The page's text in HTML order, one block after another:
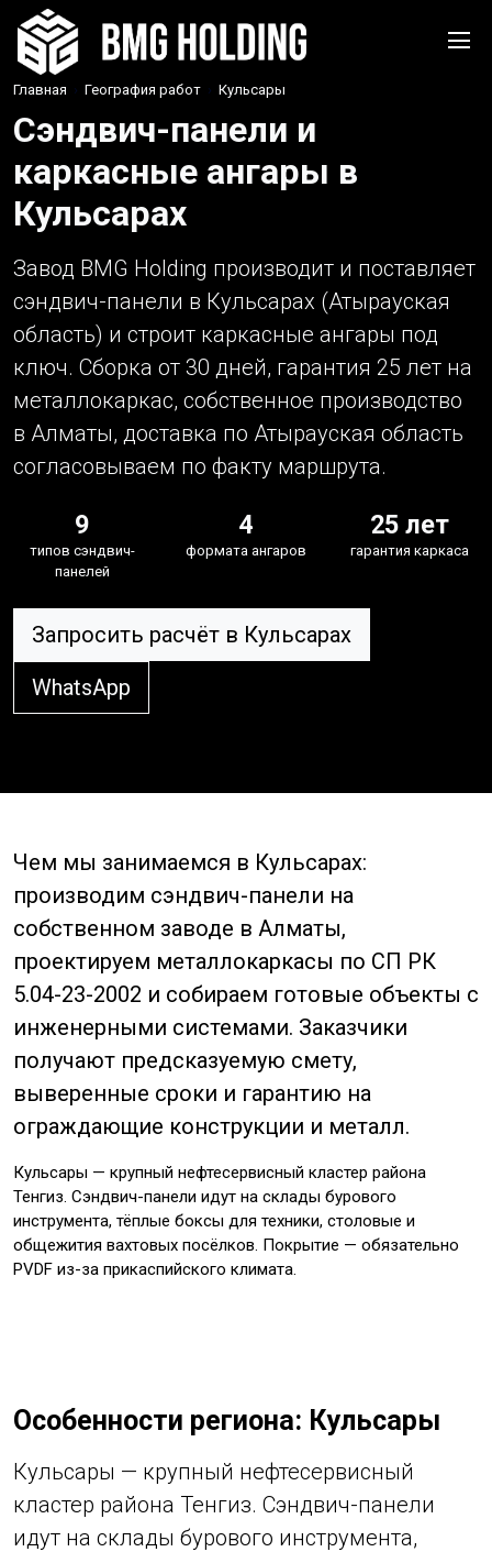
Главная › География работ › Кульсары
Сэндвич-панели и
каркасные ангары в
Кульсарах
Завод BMG Holding производит и поставляет
сэндвич-панели в Кульсарах (Атырауская
область) и строит каркасные ангары под
ключ. Сборка от 30 дней, гарантия 25 лет на
металлокаркас, собственное производство
в Алматы, доставка по Атырауская область
согласовываем по факту маршрута.
9
типов сэндвич-
панелей
4
формата ангаров
25 лет
гарантия каркаса
Запросить расчёт в Кульсарах
WhatsApp
Чем мы занимаемся в Кульсарах:
производим сэндвич-панели на
собственном заводе в Алматы,
проектируем металлокаркасы по СП РК
5.04-23-2002 и собираем готовые объекты с
инженерными системами. Заказчики
получают предсказуемую смету,
выверенные сроки и гарантию на
ограждающие конструкции и металл.
Кульсары — крупный нефтесервисный кластер района
Тенгиз. Сэндвич-панели идут на склады бурового
инструмента, тёплые боксы для техники, столовые и
общежития вахтовых посёлков. Покрытие — обязательно
PVDF из-за прикаспийского климата.
Особенности региона: Кульсары
Кульсары — крупный нефтесервисный
кластер района Тенгиз. Сэндвич-панели
идут на склады бурового инструмента,